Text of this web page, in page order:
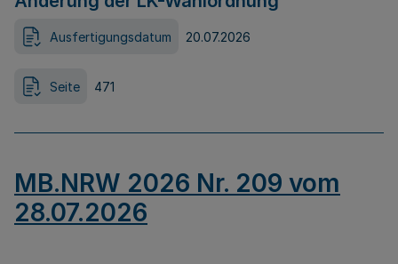
Ausfertigungsdatum 20.07.2026
Seite 471
MB.NRW 2026 Nr. 209 vom
28.07.2026